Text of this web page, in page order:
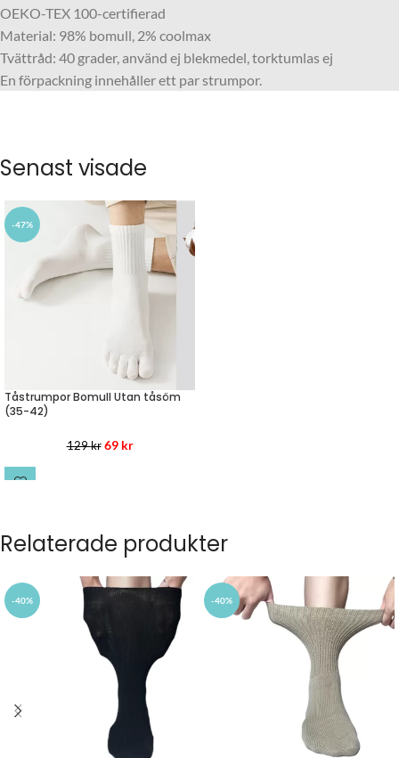
OEKO-TEX 100-certifierad
Material: 98% bomull, 2% coolmax
Tvättråd: 40 grader, använd ej blekmedel, torktumlas ej
En förpackning innehåller ett par strumpor.
Senast visade
-47%
Tåstrumpor Bomull Utan tåsöm
(35-42)
129kr 69 kr
Relaterade produkter
-40% -40%